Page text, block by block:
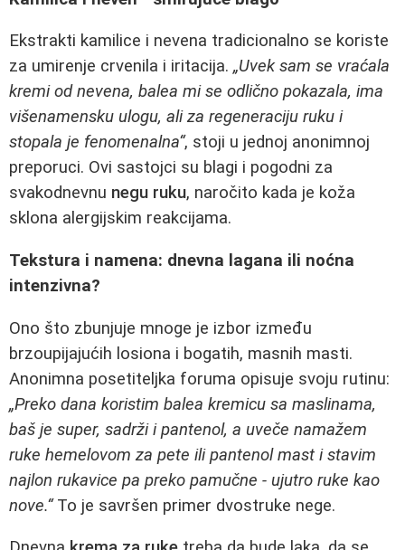
Ekstrakti kamilice i nevena tradicionalno se koriste
za umirenje crvenila i iritacija. „Uvek sam se vraćala
kremi od nevena, balea mi se odlično pokazala, ima
višenamensku ulogu, ali za regeneraciju ruku i
stopala je fenomenalna“, stoji u jednoj anonimnoj
preporuci. Ovi sastojci su blagi i pogodni za
svakodnevnu negu ruku, naročito kada je koža
sklona alergijskim reakcijama.
Tekstura i namena: dnevna lagana ili noćna
intenzivna?
Ono što zbunjuje mnoge je izbor između
brzoupijajućih losiona i bogatih, masnih masti.
Anonimna posetiteljka foruma opisuje svoju rutinu:
„Preko dana koristim balea kremicu sa maslinama,
baš je super, sadrži i pantenol, a uveče namažem
ruke hemelovom za pete ili pantenol mast i stavim
najlon rukavice pa preko pamučne - ujutro ruke kao
nove.“To je savršen primer dvostruke nege.